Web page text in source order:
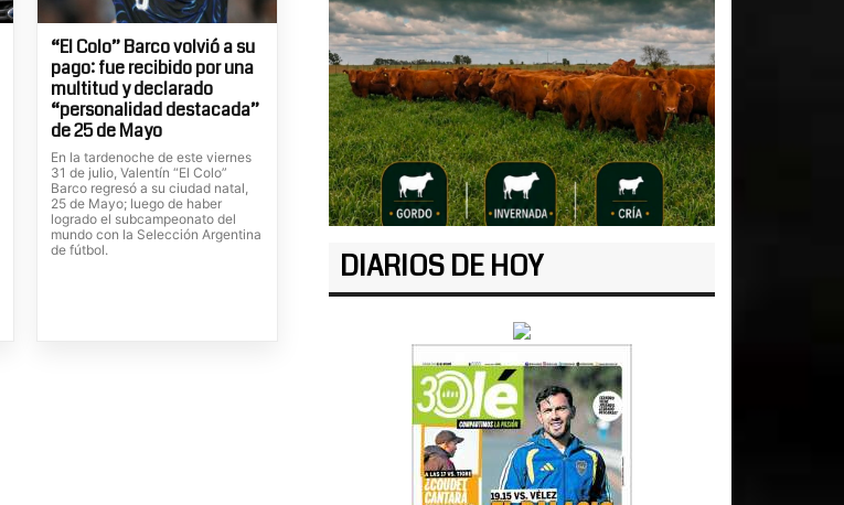
“El Colo” Barco volvió a su
pago: fue recibido por una
multitud y declarado
“personalidad destacada”
de 25 de Mayo
En la tardenoche de este viernes
31 de julio, Valentín “El Colo”
Barco regresó a su ciudad natal,
25 de Mayo; luego de haber
logrado el subcampeonato del
mundo con la Selección Argentina
de fútbol.
DIARIOS DE HOY